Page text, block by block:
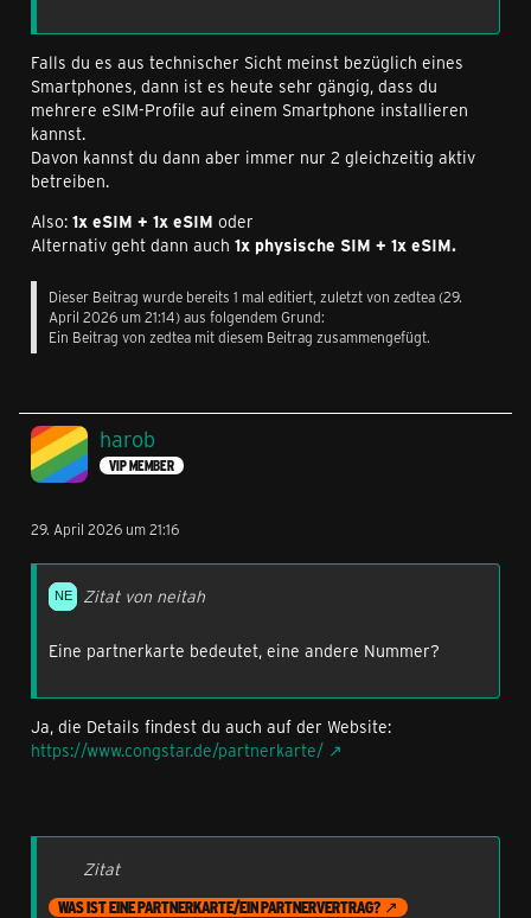
Falls du es aus technischer Sicht meinst bezüglich eines
Smartphones, dann ist es heute sehr gängig, dass du
mehrere eSIM-Profile auf einem Smartphone installieren
kannst.
Davon kannst du dann aber immer nur 2 gleichzeitig aktiv
betreiben.
Also: 1x eSIM + 1x eSIM oder
Alternativ geht dann auch 1x physische SIM + 1x eSIM.
Dieser Beitrag wurde bereits 1 mal editiert, zuletzt von zedtea(29.
April 2026 um 21:14) aus folgendem Grund:
Ein Beitrag von zedtea mit diesem Beitrag zusammengefügt.
harob
VIP MEMBER
29. April 2026 um 21:16
Zitat von neitah
Eine partnerkarte bedeutet, eine andere Nummer?
Ja, die Details findest du auch auf der Website:
https://www.congstar.de/partnerkarte/
Zitat
WAS IST EINE PARTNERKARTE/EIN PARTNERVERTRAG?